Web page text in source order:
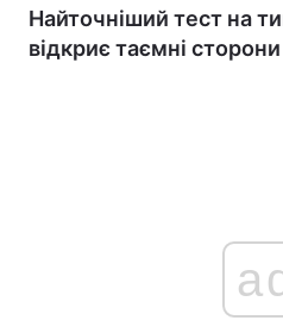
Найточніший тест на
відкриє таємні